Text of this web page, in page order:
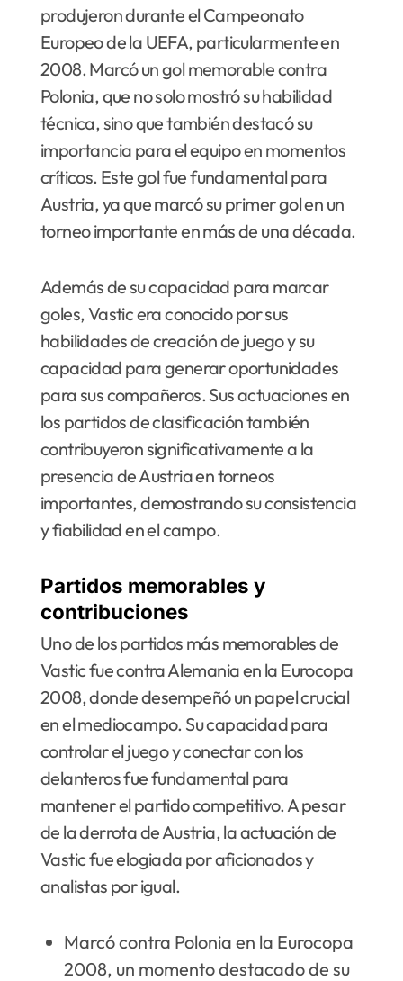
produjeron durante el Campeonato
Europeo de la UEFA, particularmente en
2008. Marcó un gol memorable contra
Polonia, que no solo mostró su habilidad
técnica, sino que también destacó su
importancia para el equipo en momentos
críticos. Este gol fue fundamental para
Austria, ya que marcó su primer gol en un
torneo importante en más de una década.
Además de su capacidad para marcar
goles, Vastic era conocido por sus
habilidades de creación de juego y su
capacidad para generar oportunidades
para sus compañeros. Sus actuaciones en
los partidos de clasificación también
contribuyeron significativamente a la
presencia de Austria en torneos
importantes, demostrando su consistencia
y fiabilidad en el campo.
Partidos memorables y
contribuciones
Uno de los partidos más memorables de
Vastic fue contra Alemania en la Eurocopa
2008, donde desempeñó un papel crucial
en el mediocampo. Su capacidad para
controlar el juego y conectar con los
delanteros fue fundamental para
mantener el partido competitivo. A pesar
de la derrota de Austria, la actuación de
Vastic fue elogiada por aficionados y
analistas por igual.
Marcó contra Polonia en la Eurocopa
2008, un momento destacado de su